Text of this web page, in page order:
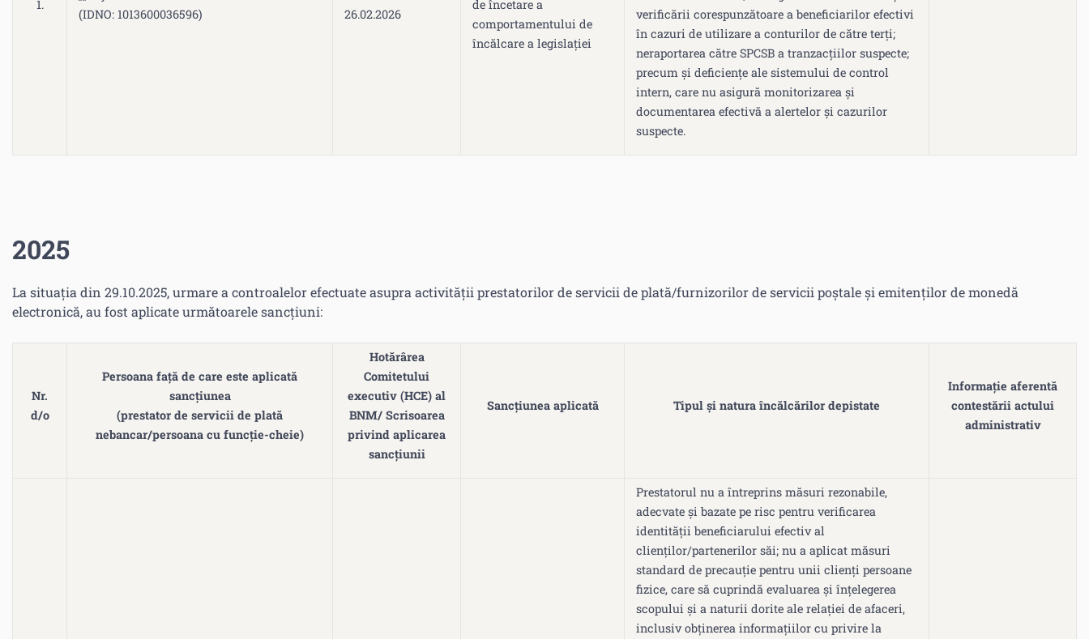
1.
(IDNO: 1013600036596)
26.02.2026
de încetare a
comportamentului de
încălcare a legislației
verificării corespunzătoare a beneficiarilor efectivi
în cazuri de utilizare a conturilor de către terți;
neraportarea către SPCSB a tranzacțiilor suspecte;
precum și deficiențe ale sistemului de control
intern, care nu asigură monitorizarea și
documentarea efectivă a alertelor și cazurilor
suspecte.
2025
La situația din 29.10.2025, urmare a controalelor efectuate asupra activității prestatorilor de servicii de plată/furnizorilor de servicii poștale și emitenților de monedă
electronică, au fost aplicate următoarele sancțiuni:
Nr.
d/o
Persoana față de care este aplicată
sancțiunea
(prestator de servicii de plată
nebancar/persoana cu funcție-cheie)
Hotărârea
Comitetului
executiv (HCE) al
BNM/ Scrisoarea
privind aplicarea
sancțiunii
Sancțiunea aplicată Tipul și natura încălcărilor depistate
Informație aferentă
contestării actului
administrativ
Prestatorul nu a întreprins măsuri rezonabile,
adecvate și bazate pe risc pentru verificarea
identității beneficiarului efectiv al
clienților/partenerilor săi; nu a aplicat măsuri
standard de precauție pentru unii clienți persoane
fizice, care să cuprindă evaluarea şi înțelegerea
scopului și a naturii dorite ale relației de afaceri,
inclusiv obținerea informațiilor cu privire la